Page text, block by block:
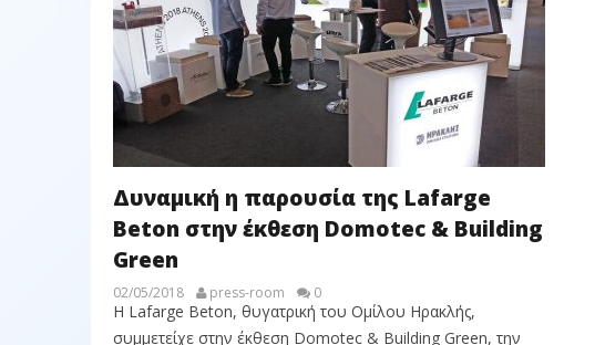
Ισολογισμοί
Δυναμική η παρουσία της Lafarge
Beton στην έκθεση Domotec & Building
Green
02/05/2018 press-room 0
Η Lafarge Beton, θυγατρική του Ομίλου Ηρακλής,
συμμετείχε στην έκθεση Domotec & Building Green, την